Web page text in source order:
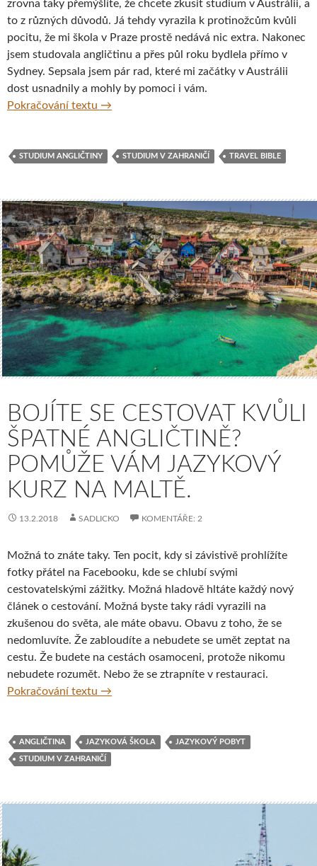
zrovna taky přemýšlíte, že chcete zkusit studium v Austrálii, a
to z různých důvodů. Já tehdy vyrazila k protinožcům kvůli
pocitu, že mi škola v Praze prostě nedává nic extra. Nakonec
jsem studovala angličtinu a přes půl roku bydlela přímo v
Sydney. Sepsala jsem pár rad, které mi začátky v Austrálii
dost usnadnily a mohly by pomoci i vám.
Pokračování textu Studovat v zahraničí a vyladit angličtinu?
→
STUDIUM ANGLIČTINY STUDIUM V ZAHRANIČÍ TRAVEL BIBLE
BOJÍTE SE CESTOVAT KVŮLI
ŠPATNÉ ANGLIČTINĚ?
POMŮŽE VÁM JAZYKOVÝ
KURZ NA MALTĚ.
13.2.2018 SADLICKO KOMENTÁŘE: 2
Možná to znáte taky. Ten pocit, kdy si závistivě prohlížíte
fotky přátel na Facebooku, kde se chlubí svými
cestovatelskými zážitky. Možná hladově hltáte každý nový
článek o cestování. Možná byste taky rádi vyrazili na
zkušenou do světa, ale máte obavu. Obavu z toho, že se
nedomluvíte. Že zabloudíte a nebudete se umět zeptat na
cestu. Že budete na cestách osamoceni, protože nikomu
nebudete rozumět. Nebo že se ztrapníte v restauraci.
Pokračování textu Bojíte se cestovat kvůli špatné angličtině?
→
ANGLIČTINA JAZYKOVÁ ŠKOLA JAZYKOVÝ POBYT
STUDIUM V ZAHRANIČÍ